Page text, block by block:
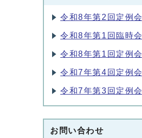
令和8年第2回定例会
令和8年第1回臨時会
令和8年第1回定例会
令和7年第4回定例会
令和7年第3回定例会
お問い合わせ